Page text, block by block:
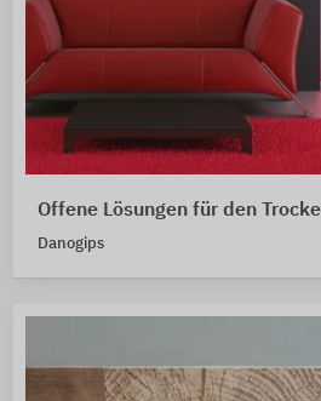
Offene Lösungen für den
Danogips